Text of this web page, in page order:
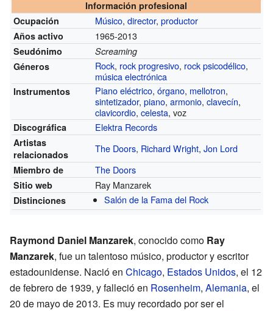
Información profesional
Ocupación
Músico,director,productor
Años activo 1965-2013
Seudónimo
Screaming
Géneros
Rock, rock progresivo, rock psicodélico,
música electrónica
Instrumentos Piano eléctrico,órgano, mellotron,
sintetizador,piano,armonio,clavecín,
clavicordio,celesta, voz
Discográfica Elektra Records
Artistas
relacionados
The Doors, Richard Wright,Jon Lord
Miembro de The Doors
Sitio web Ray Manzarek
Distinciones Salón de la Fama del Rock
Raymond Daniel Manzarek, conocido como Ray
Manzarek, fue un talentoso músico, productor y escritor
estadounidense. Nació en Chicago, Estados Unidos, el 12
de febrero de 1939, y falleció en Rosenheim, Alemania, el
20 de mayo de 2013. Es muy recordado por ser el